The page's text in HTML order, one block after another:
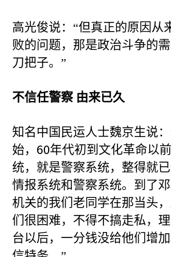
高光俊说：“但真正的原因从
败的问题，那是政治斗争的
刀把子。”
不信任警察 由来已久
知名中国民运人士魏京生说：
始， 60年代初到文化革命以
统，就是警察系统，整得就
情报系统和警察系统。到了
机关的我们老同学在那当头
们很困难，不得不搞走私，
台以后，一分钱没给他们增